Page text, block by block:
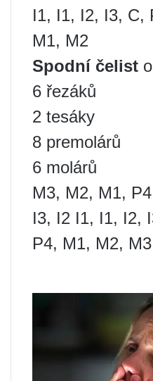
I1, I1, I2, I3, C,
M1, M2
Spodní čelist
6 řezáků
2 tesáky
8 premolárů
6 molárů
M3, M2, M1,
I3, I2 I1, I1, I2,
P4, M1, M2, M3